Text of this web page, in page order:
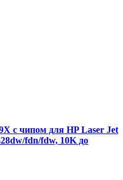
с чипом для HP Laser Jet
fdn/fdw, 10K до